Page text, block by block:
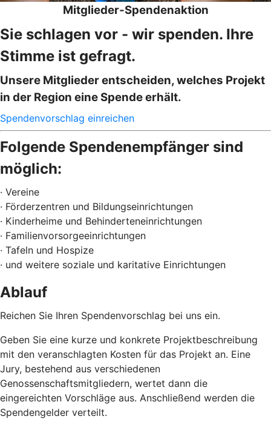
Mitglieder-Spendenaktion
Sie schlagen vor - wir spenden. Ihre
Stimme ist gefragt.
Unsere Mitglieder entscheiden, welches Projekt
in der Region eine Spende erhält.
Spendenvorschlag einreichen
Folgende Spendenempfänger sind
möglich:
· Vereine
· Förderzentren und Bildungseinrichtungen
· Kinderheime und Behinderteneinrichtungen
· Familienvorsorgeeinrichtungen
· Tafeln und Hospize
· und weitere soziale und karitative Einrichtungen
Ablauf
Reichen Sie Ihren Spendenvorschlag bei uns ein.
Geben Sie eine kurze und konkrete Projektbeschreibung
mit den veranschlagten Kosten für das Projekt an. Eine
Jury, bestehend aus verschiedenen
Genossenschaftsmitgliedern, wertet dann die
eingereichten Vorschläge aus. Anschließend werden die
Spendengelder verteilt.